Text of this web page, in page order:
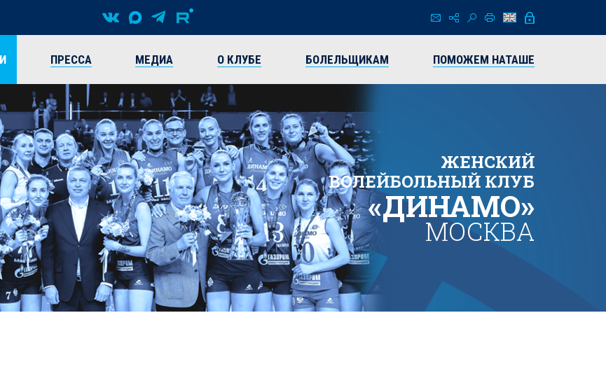
ПРЕССА МЕДИА О КЛУБЕ БОЛЕЛЬЩИКАМ ПОМОЖЕМ НАТАШЕ
ЖЕНСКИЙ
ВОЛЕЙБОЛЬНЫЙ КЛУБ
«ДИНАМО»
МОСКВА